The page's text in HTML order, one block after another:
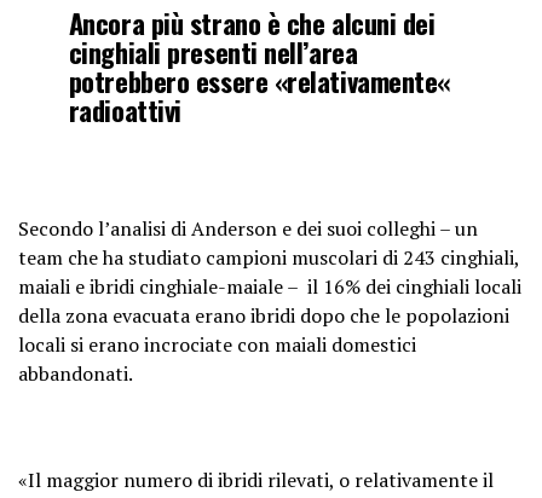
Ancora più strano è che alcuni dei
cinghiali presenti nell’area
potrebbero essere «relativamente«
radioattivi
Secondo l’analisi di Anderson e dei suoi colleghi – un
team che ha studiato campioni muscolari di 243 cinghiali,
maiali e ibridi cinghiale-maiale – il 16% dei cinghiali locali
della zona evacuata erano ibridi dopo che le popolazioni
locali si erano incrociate con maiali domestici
abbandonati.
«Il maggior numero di ibridi rilevati, o relativamente il